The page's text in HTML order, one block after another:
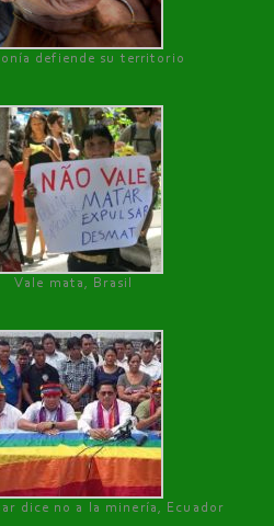
defiende su territorio
Vale mata, Brasil
dice no a la minería, Ecuador